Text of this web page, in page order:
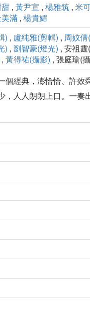
, 黃尹宣 , 楊雅筑 , 米
滿 , 楊貴媚
) , 盧純雅(剪輯) , 周妏
) , 劉智豪(燈光) , 安祖
, 黃得祐(攝影) , 張庭瑜(
經典，澎恰恰、許效
人人朗朗上口。一奏